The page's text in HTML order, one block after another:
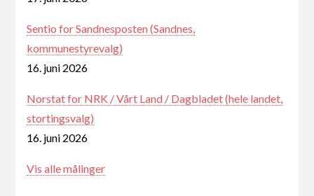
Sentio for Sandnesposten (Sandnes,
kommunestyrevalg)
16. juni 2026
Norstat for NRK / Vårt Land / Dagbladet (hele landet,
stortingsvalg)
16. juni 2026
Vis alle målinger